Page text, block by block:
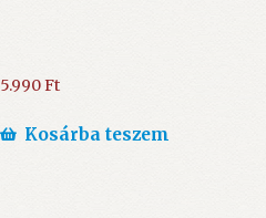
5.990Ft
Kosárba teszem